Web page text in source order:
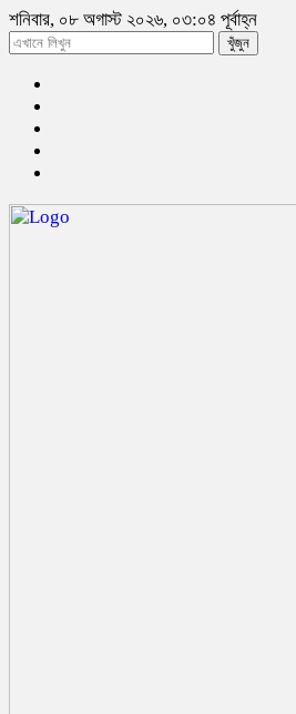
শনিবার, ০৮ অগাস্ট ২০২৬, ০৩:০৪ পূর্বাহ্ন
খুঁজুন